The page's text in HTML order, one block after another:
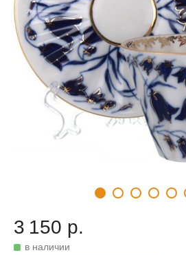
3 150 р.
в наличии